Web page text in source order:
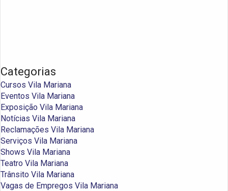
Categorias
Cursos Vila Mariana
Eventos Vila Mariana
Exposição Vila Mariana
Notícias Vila Mariana
Reclamações Vila Mariana
Serviços Vila Mariana
Shows Vila Mariana
Teatro Vila Mariana
Trânsito Vila Mariana
Vagas de Empregos Vila Mariana